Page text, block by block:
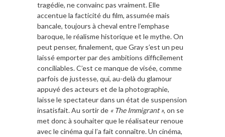
tragédie, ne convainc pas vraiment. Elle
accentue la facticité du film, assumée mais
bancale, toujours à cheval entre l’emphase
baroque, le réalisme historique et le mythe. On
peut penser, finalement, que Gray s’est un peu
laissé emporter par des ambitions difficilement
conciliables. C’est ce manque de visée, comme
parfois de justesse, qui, au-delà du glamour
appuyé des acteurs et de la photographie,
laisse le spectateur dans un état de suspension
insatisfait. Au sortir de « The Immigrant », on se
met donc à souhaiter que le réalisateur renoue
avec le cinéma qui l’a fait connaître. Un cinéma,